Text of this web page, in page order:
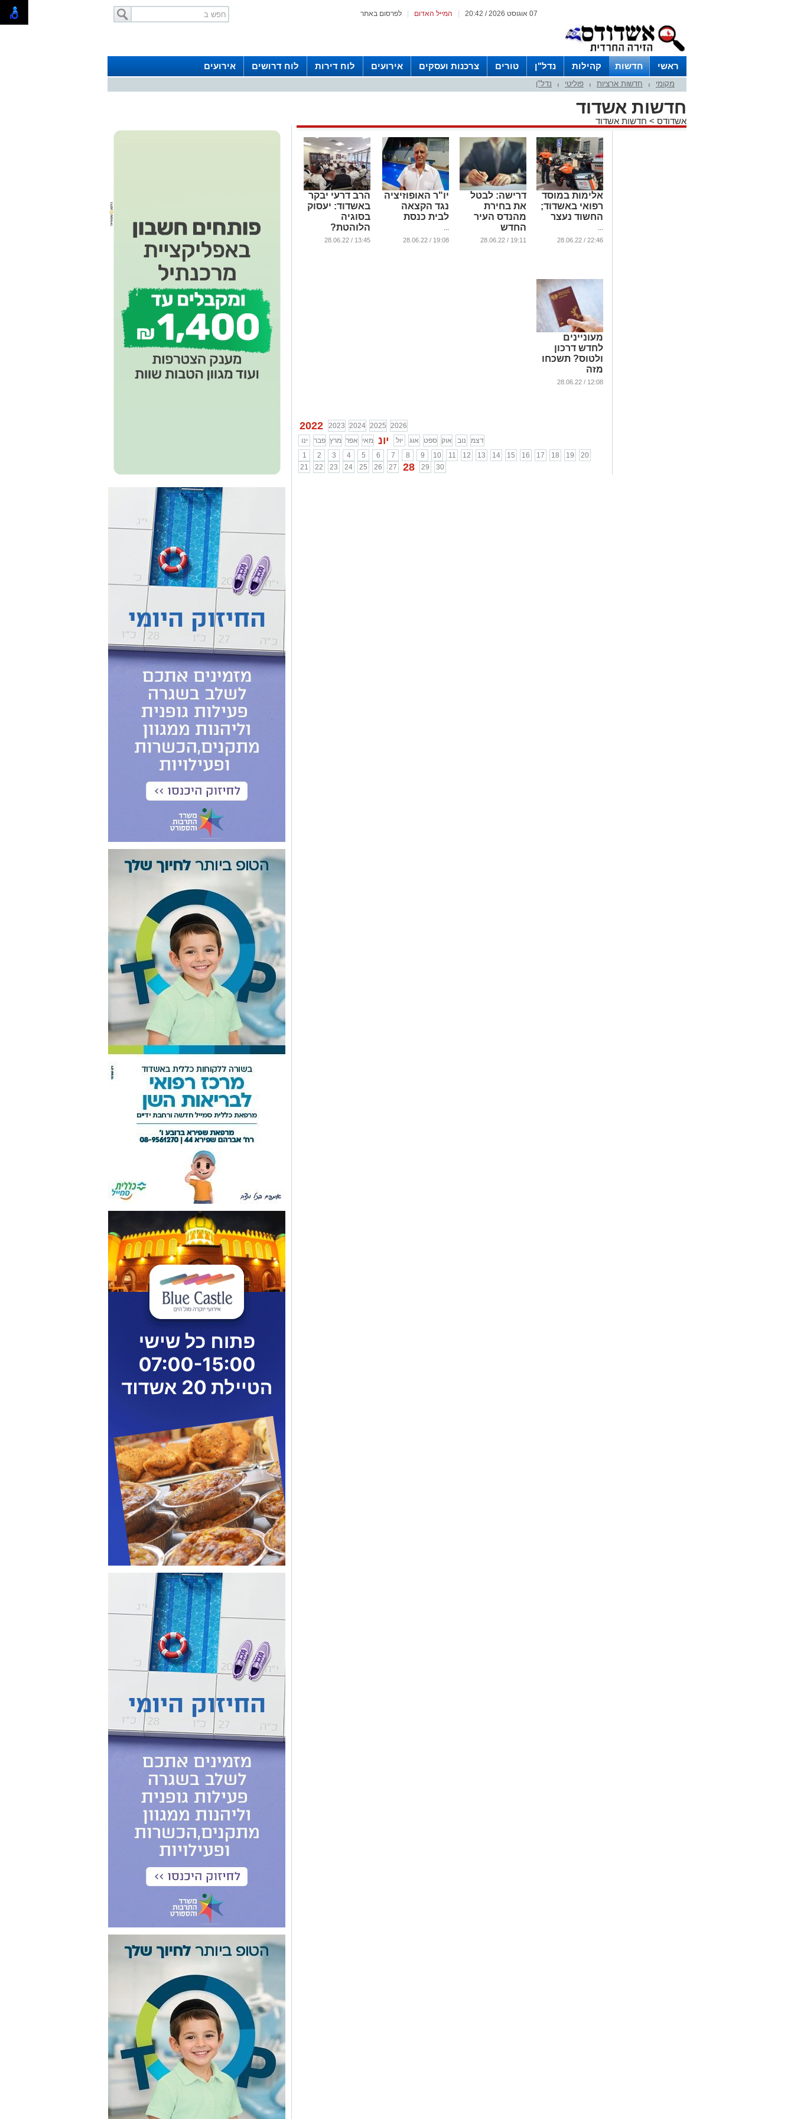
לפרסום באתר המייל האדום 07 אוגוסט 2026 / 20:42
ראשי חדשות קהילות נדל"ן טורים צרכנות ועסקים אירועים לוח דירות לוח דרושים אירועים
מקומי חדשות ארציות פוליטי נדל"ן
חדשות אשדוד
אשדודס > חדשות אשדוד
אלימות במוסד
רפואי באשדוד;
החשוד נעצר
...
22:46 / 28.06.22
דרישה: לבטל
את בחירת
מהנדס העיר
החדש
...
19:11 / 28.06.22
יו"ר האופוזיציה
נגד הקצאה
לבית כנסת
...
19:08 / 28.06.22
הרב דרעי יבקר
באשדוד: יעסוק
בסוגיה
הלוהטת?
...
13:45 / 28.06.22
מעוניינים
לחדש דרכון
ולטוס? תשכחו
מזה
...
12:08 / 28.06.22
2022 2023 2024 2025 2026
ינו
פבר מרץ אפר מאי יונ יול אוג ספט אוק נוב
דצמ
1
2 3 4 5 6 7 8 9 10 11 12 13 14 15 16 17 18 19
20
21
22 23 24 25 26 27 28 29 30